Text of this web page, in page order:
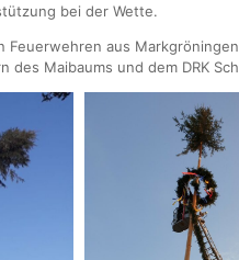
bei der Wette.
Feuerwehren aus
des Maibaums und dem DRK